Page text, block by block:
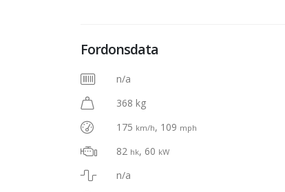
Fordonsdata
n/a
368 kg
175 km/h, 109 mph
82 hk, 60 kW
n/a